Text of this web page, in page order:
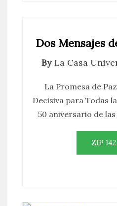
Dos Mensajes
By La Casa
La Promesa de
Decisiva para Todas
50 aniversario de
ZIP